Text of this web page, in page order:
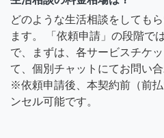
どのような生活相談をしても
ます。 「依頼申請」の段階で
で、まずは、各サービスチケ
て、個別チャットにてお問い
※依頼申請後、本契約前（前
ンセル可能です。